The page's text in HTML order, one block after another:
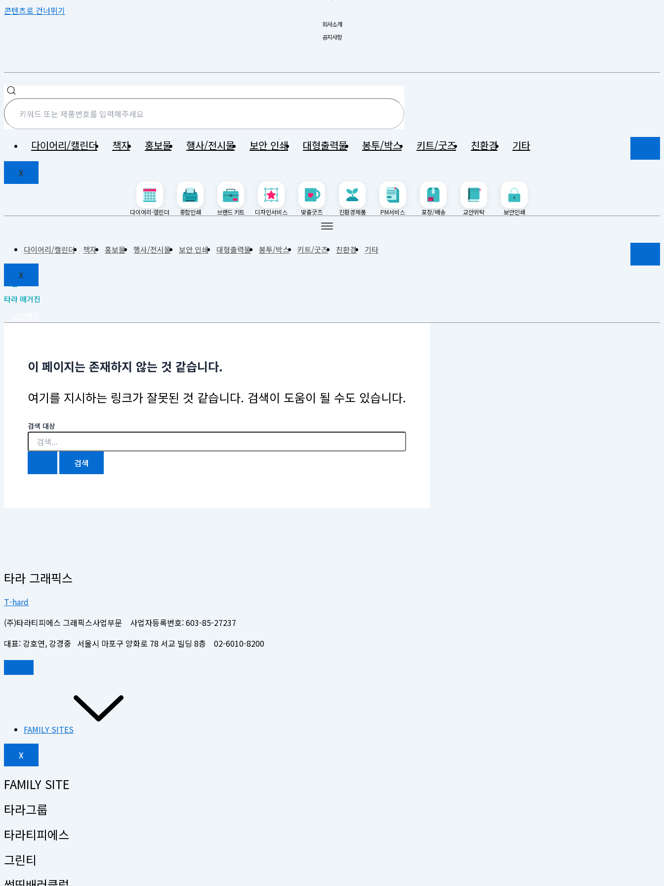
콘텐츠로 건너뛰기
회사소개
공지사항
다이어리/캘린더 책자 홍보물 행사/전시물 보안 인쇄 대형출력물 봉투/박스 키트/굿즈 친환경 기타
X
다이어리·캘린더 종합인쇄 브랜드 키트 디자인서비스 맞춤굿즈 친환경제품 PM서비스 포장/배송 교안위탁 보안인쇄
다이어리/캘린더 책자 홍보물 행사/전시물 보안 인쇄 대형출력물 봉투/박스 키트/굿즈 친환경 기타
X
타라 매거진
이 페이지는 존재하지 않는 것 같습니다.
여기를 지시하는 링크가 잘못된 것 같습니다. 검색이 도움이 될 수도 있습니다.
검색 대상
타라 그래픽스
T-hard
(주)타라티피에스 그래픽스사업부문 사업자등록번호: 603-85-27237
대표: 강호연, 강경중 서울시 마포구 양화로 78 서교 빌딩 8층 02-6010-8200
FAMILY SITES
X
FAMILY SITE
타라그룹
타라티피에스
그린티